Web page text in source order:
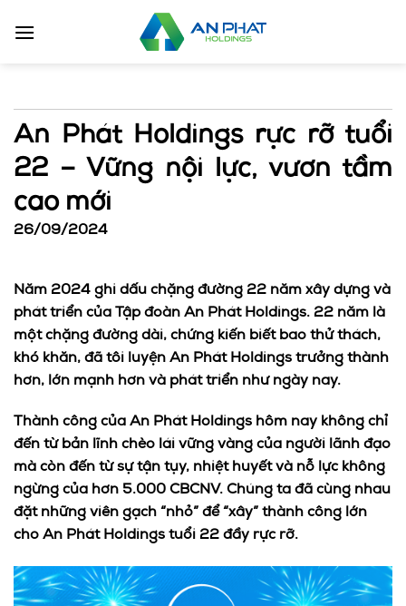
qua
An Phát Holdings rực rỡ tuổi
22 – Vững nội lực, vươn tầm
cao mới
26/09/2024
Năm 2024 ghi dấu chặng đường 22 năm xây dựng và
phát triển của Tập đoàn An Phát Holdings. 22 năm là
một chặng đường dài, chứng kiến biết bao thử thách,
khó khăn, đã tôi luyện An Phát Holdings trưởng thành
hơn, lớn mạnh hơn và phát triển như ngày nay.
Thành công của An Phát Holdings hôm nay không chỉ
đến từ bản lĩnh chèo lái vững vàng của người lãnh đạo
mà còn đến từ sự tận tụy, nhiệt huyết và nỗ lực không
ngừng của hơn 5.000 CBCNV. Chúng ta đã cùng nhau
đặt những viên gạch “nhỏ” để “xây” thành công lớn
cho An Phát Holdings tuổi 22 đầy rực rỡ.